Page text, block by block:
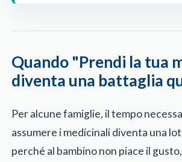
Quando "Prendi la tua
diventa una battaglia
Per alcune famiglie, il tempo
assumere i medicinali diventa una
perché al bambino non piace il